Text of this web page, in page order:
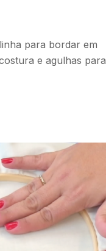
para bordar em
e agulhas para